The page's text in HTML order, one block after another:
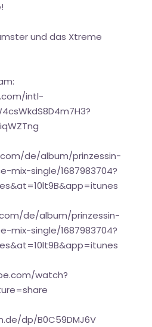
und das Xtreme
intl-
de/album/prinzessin-
mix-single/1687983704?
de/album/prinzessin-
mix-single/1687983704?
watch?
dp/B0C59DMJ6V